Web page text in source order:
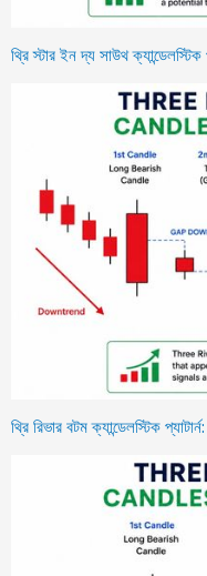
থ্রি স্টার ইন দ্য সাউথ ক্যান্ডেলস্টিক
থ্রি রিভার বটম ক্যান্ডেলস্টিক